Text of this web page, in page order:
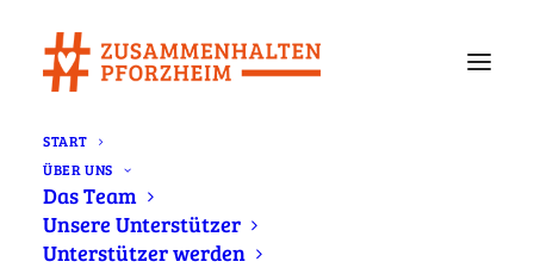
START
ÜBER UNS
Das Team
Unsere Unterstützer
Unterstützer werden
Aktuelles